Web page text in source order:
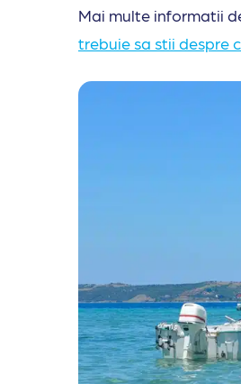
Mai multe informatii
trebuie sa stii despre